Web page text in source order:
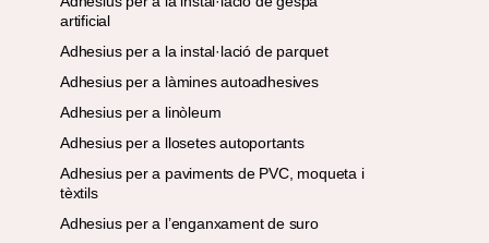
artificial
Adhesius per a la instal·lació de parquet
Adhesius per a làmines autoadhesives
Adhesius per a linòleum
Adhesius per a llosetes autoportants
Adhesius per a paviments de PVC, moqueta i
tèxtils
Adhesius per a l’enganxament de suro